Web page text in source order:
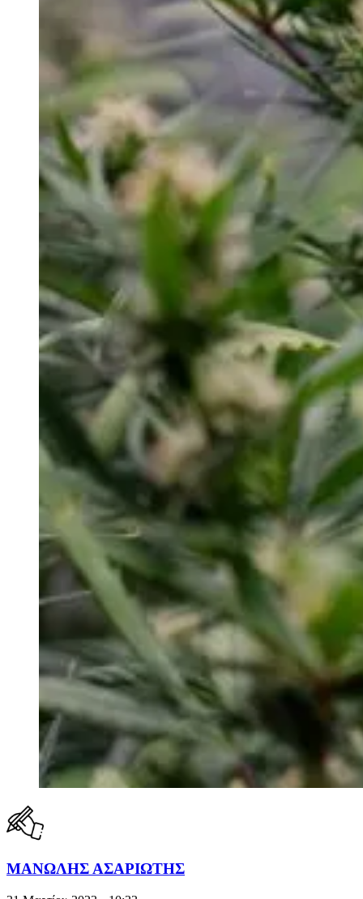
ΜΑΝΩΛΗΣ ΑΣΑΡΙΩΤΗΣ